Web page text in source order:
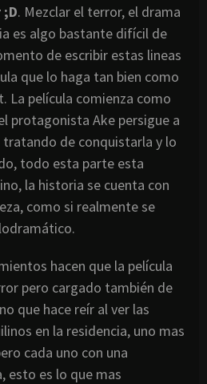
. Mezclar el terror, el drama
es algo bastante difícil de
de escribir estas lineas
que lo haga tan bien como
La película comienza como
protagonista Ake persigue a
tratando de conquistarla y lo
todo esta parte esta
la historia se cuenta con
como si realmente se
hacen que la película
pero cargado también de
que hace reír al ver las
en la residencia, uno mas
cada uno con una
esto es lo que mas